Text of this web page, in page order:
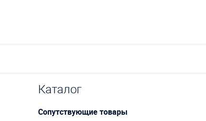
Каталог
Сопутствующие товары